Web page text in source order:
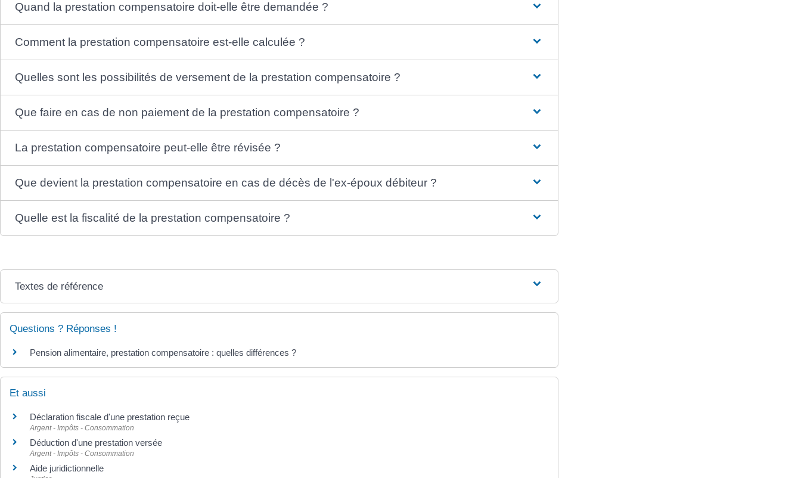
Quand la prestation compensatoire doit-elle être demandée ?
Comment la prestation compensatoire est-elle calculée ?
Quelles sont les possibilités de versement de la prestation compensatoire ?
Que faire en cas de non paiement de la prestation compensatoire ?
La prestation compensatoire peut-elle être révisée ?
Que devient la prestation compensatoire en cas de décès de l'ex-époux débiteur ?
Quelle est la fiscalité de la prestation compensatoire ?
Textes de référence
Questions ? Réponses !
Pension alimentaire, prestation compensatoire : quelles différences ?
Et aussi
Déclaration fiscale d'une prestation reçue
Argent - Impôts - Consommation
Déduction d'une prestation versée
Argent - Impôts - Consommation
Aide juridictionnelle